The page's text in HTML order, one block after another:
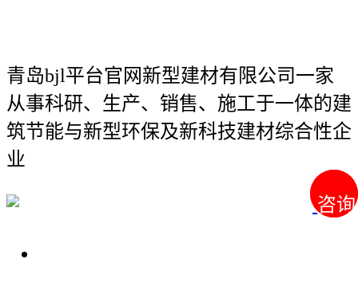
咨询
咨询
青岛bjl平台官网新型建材有限公司一家
从事科研、生产、销售、施工于一体的建
筑节能与新型环保及新科技建材综合性企
业